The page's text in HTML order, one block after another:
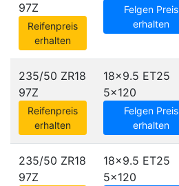
97Z
Reifenpreis
erhalten
Felgen Preis
erhalten
235/50 ZR18
97Z
Reifenpreis
erhalten
18x9.5 ET25
5x120
Felgen Preis
erhalten
235/50 ZR18
97Z
18x9.5 ET25
5x120